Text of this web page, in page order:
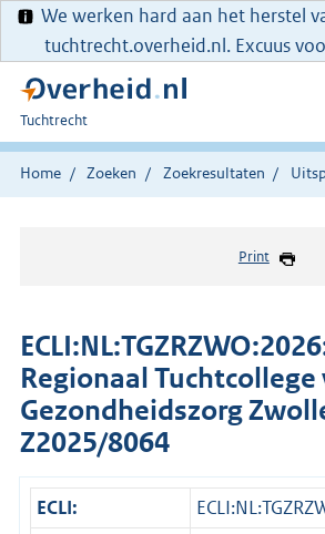
We werken hard aan het herstel
tuchtrecht.overheid.nl. Excuus
U
bent
hier:
Tuchtrecht
Home Zoeken Zoekresultaten
Print
Regionaal Tuchtcollege
Gezondheidszorg
Z2025/8064
ECLI: